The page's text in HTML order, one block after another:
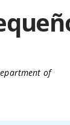
of